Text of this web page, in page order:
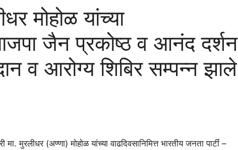
मोहोळ यांच्या
जैन प्रकोष्ठ व आनंद दर्शन
व आरोग्य शिबिर सम्पन्न झाले
मुरलीधर (अण्णा) मोहोळ यांच्या वाढदिवसानिमित्त भारतीय जनता पार्टी –